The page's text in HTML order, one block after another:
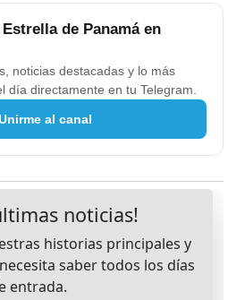
de Panamá en
noticias destacadas y lo más
día directamente en tu Telegram.
al canal